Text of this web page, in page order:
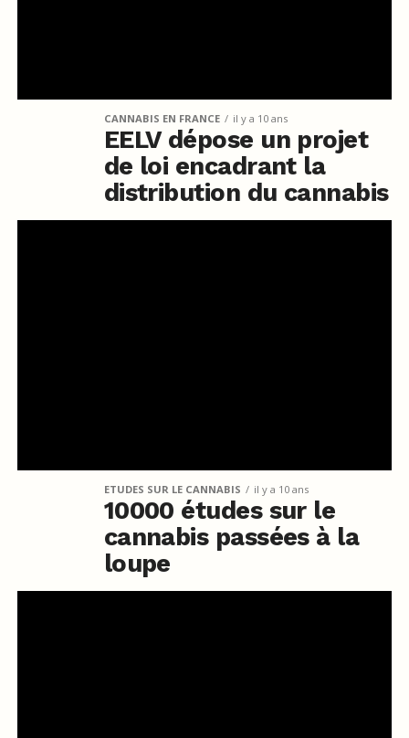
CANNABIS EN FRANCE il y a 10 ans
EELV dépose un projet
de loi encadrant la
distribution du cannabis
ETUDES SUR LE CANNABIS il y a 10 ans
10000 études sur le
cannabis passées à la
loupe